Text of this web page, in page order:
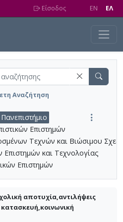
Είσοδος EN EΛ
Αναζήτηση
Επιστημών
Τεχνών και Βιώσιμου
Επιστημών και Τεχνολογίας
Επιστημών
αποτυχία,αντιλήψεις